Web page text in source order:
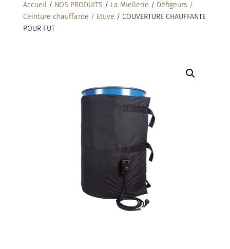
Accueil/ NOS PRODUITS / La Miellerie / Défigeurs /
Ceinture chauffante / Etuve / COUVERTURE CHAUFFANTE
POUR FUT